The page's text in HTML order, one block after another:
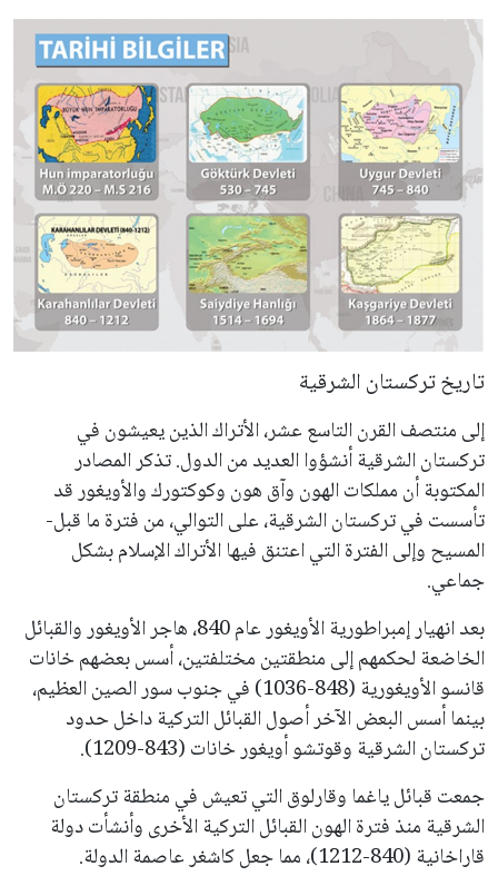
تاريخ تركستان الشرقية
إلى منتصف القرن التاسع عشر، الأتراك الذين يعيشون في
تركستان الشرقية أنشؤوا العديد من الدول. تذكر المصادر
المكتوبة أن مملكات الهون وآق هون وكوكتورك والأويغور قد
تأسست في تركستان الشرقية، على التوالي، من فترة ما قبل-
المسيح وإلى الفترة التي اعتنق فيها الأتراك الإسلام بشكل
جماعي.
بعد انهيار إمبراطورية الأويغور عام 840، هاجر الأويغور والقبائل
الخاضعة لحكمهم إلى منطقتين مختلفتين، أسس بعضهم خانات
قانسو الأويغورية (848-1036) في جنوب سور الصين العظيم،
بينما أسس البعض الآخر أصول القبائل التركية داخل حدود
تركستان الشرقية وقوتشو أويغور خانات (843-1209).
جمعت قبائل ياغما وقارلوق التي تعيش في منطقة تركستان
الشرقية منذ فترة الهون القبائل التركية الأخرى وأنشأت دولة
قاراخانية (840-1212)، مما جعل كاشغر عاصمة الدولة.